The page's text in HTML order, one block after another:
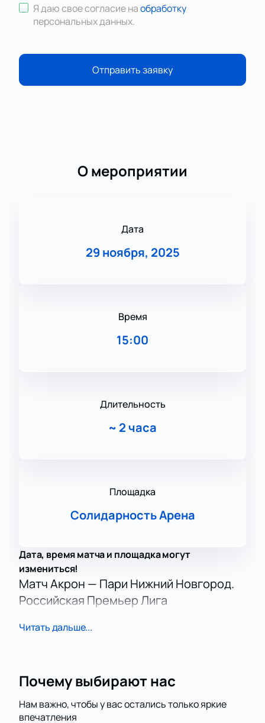
Я даю свое согласие наобработку
персональных данных.
Отправить заявку
О мероприятии
Дата
29 ноября, 2025
Время
15:00
Длительность
~ 2 часа
Площадка
Солидарность Арена
Дата, время матча и площадка могут
измениться!
Матч Акрон — Пари Нижний Новгород.
Российская Премьер Лига
Новгород». Обе команды борются за очки в
Дата и место игры
Самара принимает матч. Стадион находится по
адресу: Демократическая улица, 57. Посетите
футбольное событие в Самаре. Узнайте точное
Читать дальше...
Почему выбирают нас
Нам важно, чтобы у вас остались только яркие
впечатления